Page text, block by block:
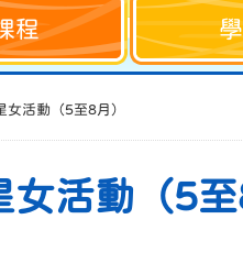
程
女活動（5至8月）
活動（5至